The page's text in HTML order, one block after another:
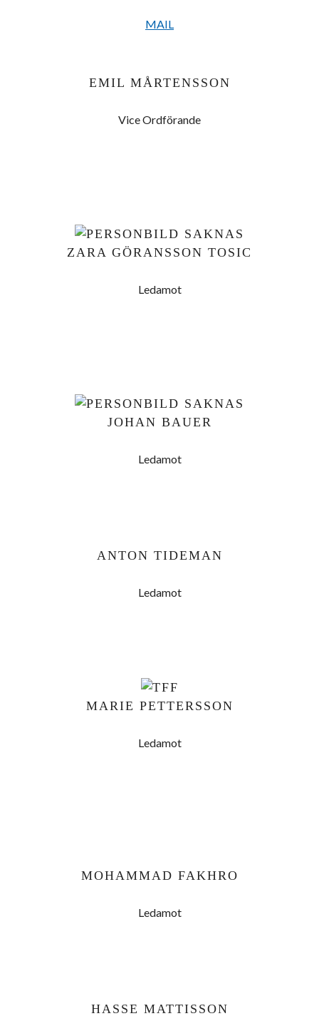
MAIL
EMIL MÅRTENSSON
Vice Ordförande
ZARA GÖRANSSON TOSIC
Ledamot
JOHAN BAUER
Ledamot
ANTON TIDEMAN
Ledamot
MARIE PETTERSSON
Ledamot
MOHAMMAD FAKHRO
Ledamot
HASSE MATTISSON